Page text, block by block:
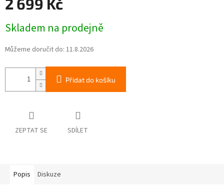
2 699 Kč
cena:
Skladem na prodejně
Můžeme doručit do: 11.8.2026
Přidat do košíku
ZEPTAT SE SDÍLET
Popis Diskuze